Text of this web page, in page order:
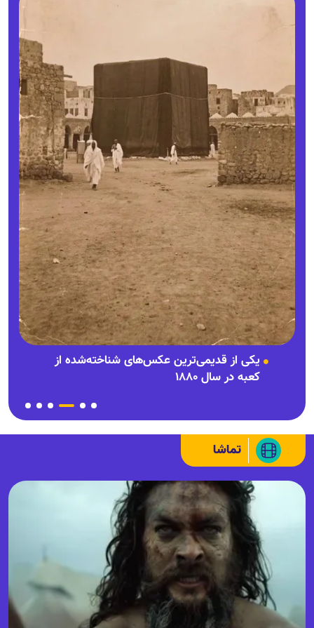
(ویدئو) تعقیب و گریز یک سبزی فروش اوکراینی و حمله انفجاری
توسط پهپاد روسی برای سرگرمی
روایت وال‌استریت ژورنال از قمار خطرناک ایران بر سر تنگه هرمز
حساب‌های شرکت ملی نفت ایران بسته شد
قیمت محصولات ایران‌خودرو و سایپا امروز چهارشنبه ۱۴ مرداد ۱۴۰۵؛
حمله دنا پلاس به مرز ۳ میلیارد تومان
رامین رضائیان رسما از استقلال جدا شد
بی‌اعتنایی بن‌گویر به حکم قضایی درباره «طرح تمساح‌های نگهبان»
+ ویدئو
محمد صلاح در قراردادی آزاد به ترابوزان اسپور ترکیه پیوست
چرا قبض آب و برق خرداد و تیر ماه ۳ تا ۴ برابر شده است؟
یکی از قدیمی‌ترین عکس‌های شناخته‌شده از
کعبه در سال ۱۸۸۰
تماشا